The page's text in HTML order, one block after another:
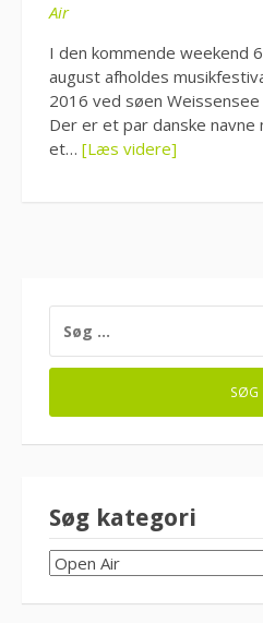
Air
I den kommende weekend
august afholdes
2016 ved søen
Der er et par danske
et… [Læs videre]
EFTER:
Søg kategori
SØG
KATEGORI